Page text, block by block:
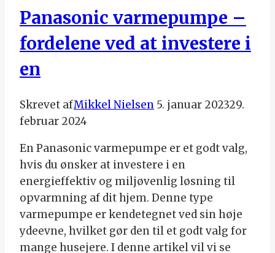
Panasonic varmepumpe –
fordelene ved at investere i
en
Skrevet afMikkel Nielsen 5. januar 202329.
februar 2024
En Panasonic varmepumpe er et godt valg,
hvis du ønsker at investere i en
energieffektiv og miljøvenlig løsning til
opvarmning af dit hjem. Denne type
varmepumpe er kendetegnet ved sin høje
ydeevne, hvilket gør den til et godt valg for
mange husejere. I denne artikel vil vi se